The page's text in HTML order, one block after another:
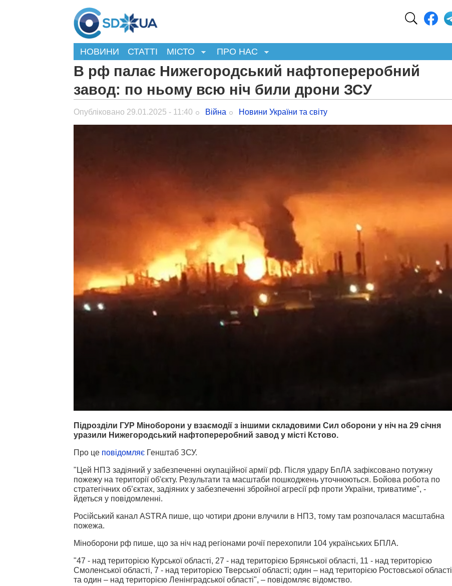
НОВИНИ СТАТТІ МІСТО ПРО НАС
В рф палає Нижегородський нафтопереробний
завод: по ньому всю ніч били дрони ЗСУ
Опубліковано 29.01.2025 - 11:40 Війна Новини України та світу
Підрозділи ГУР Міноборони у взаємодії з іншими складовими Сил оборони у ніч на 29 січня
уразили Нижегородський нафтопереробний завод у місті Кстово.
Про це повідомляє Генштаб ЗСУ.
"Цей НПЗ задіяний у забезпеченні окупаційної армії рф. Після удару БпЛА зафіксовано потужну
пожежу на території об'єкту. Результати та масштаби пошкоджень уточнюються. Бойова робота по
стратегічних об’єктах, задіяних у забезпеченні збройної агресії рф проти України, триватиме", -
йдеться у повідомленні.
Російський канал ASTRA пише, що чотири дрони влучили в НПЗ, тому там розпочалася масштабна
пожежа.
Міноборони рф пише, що за ніч над регіонами рочії перехопили 104 українських БПЛА.
"47 - над територією Курської області, 27 - над територією Брянської області, 11 - над територією
Смоленської області, 7 - над територією Тверської області; один – над територією Ростовської області
та один – над територією Ленінградської області", – повідомляє відомство.